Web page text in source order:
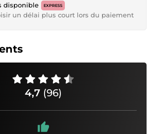
disponible EXPRESS
un délai plus court lors du paiement
4,7 (96)